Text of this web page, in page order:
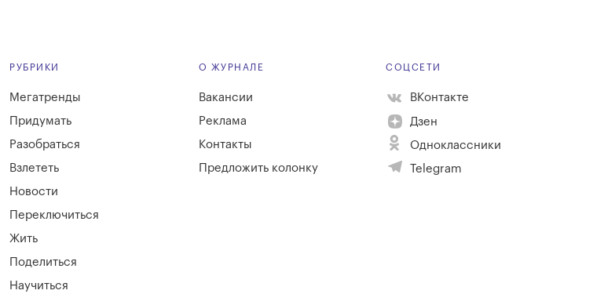
РУБРИКИ
Мегатренды
Придумать
Разобраться
Взлететь
Новости
Переключиться
Жить
Поделиться
Научиться
О ЖУРНАЛЕ
Вакансии
Реклама
Контакты
Предложить колонку
СОЦСЕТИ
ВКонтакте
Дзен
Одноклассники
Telegram